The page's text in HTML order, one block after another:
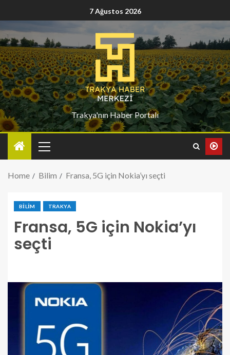
7 Ağustos 2026
Trakya'nın Haber Portalı
Home Bilim Fransa, 5G için Nokia’yı seçti
BILIM TRAKYA
Fransa, 5G için Nokia’yı
seçti